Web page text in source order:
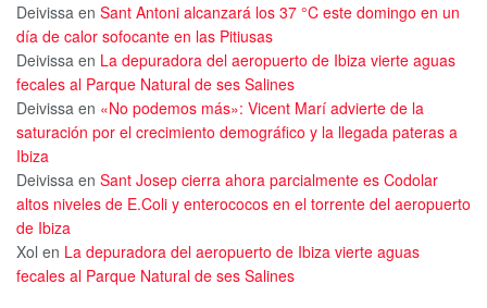
Deivissa en Sant Antoni alcanzará los 37 °C este domingo en un
día de calor sofocante en las Pitiusas
Deivissa en La depuradora del aeropuerto de Ibiza vierte aguas
fecales al Parque Natural de ses Salines
Deivissa en «No podemos más»: Vicent Marí advierte de la
saturación por el crecimiento demográfico y la llegada pateras a
Ibiza
Deivissa en Sant Josep cierra ahora parcialmente es Codolar
altos niveles de E.Coli y enterococos en el torrente del aeropuerto
de Ibiza
Xol en La depuradora del aeropuerto de Ibiza vierte aguas
fecales al Parque Natural de ses Salines